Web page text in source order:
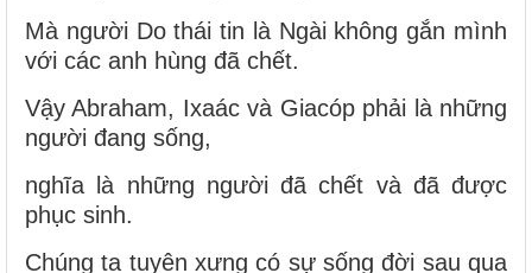
Mà người Do thái tin là Ngài không gắn mình
với các anh hùng đã chết.
Vậy Abraham, Ixaác và Giacóp phải là những
người đang sống,
nghĩa là những người đã chết và đã được
phục sinh.
Chúng ta tuyên xưng có sự sống đời sau qua